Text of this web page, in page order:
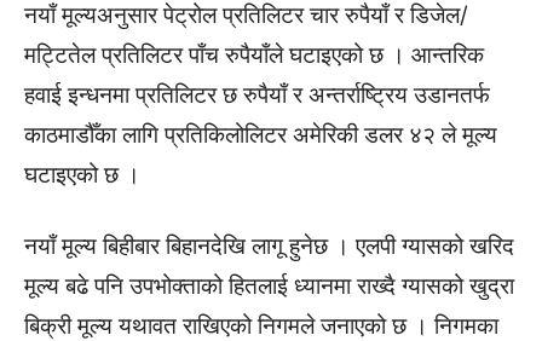
नयाँ मूल्यअनुसार पेट्रोल प्रतिलिटर चार रुपैयाँ र डिजेल/
मट्टितेल प्रतिलिटर पाँच रुपैयाँले घटाइएको छ । आन्तरिक
हवाई इन्धनमा प्रतिलिटर छ रुपैयाँ र अन्तर्राष्ट्रिय उडानतर्फ
काठमाडौँका लागि प्रतिकिलोलिटर अमेरिकी डलर ४२ ले मूल्य
घटाइएको छ ।
नयाँ मूल्य बिहीबार बिहानदेखि लागू हुनेछ । एलपी ग्यासको खरिद
मूल्य बढे पनि उपभोक्ताको हितलाई ध्यानमा राख्दै ग्यासको खुद्रा
बिक्री मूल्य यथावत राखिएको निगमले जनाएको छ । निगमका